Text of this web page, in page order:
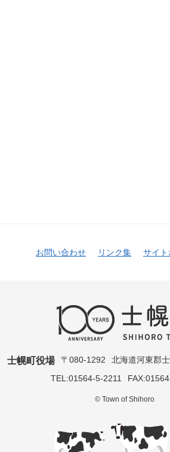
お問い合わせ リンク集 サイト
士幌町役場 〒080-1292
北海道河東郡
TEL:01564-5-2211
© Town of Shihoro